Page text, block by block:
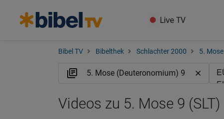
Live TV
Bibel TV Bibelthek Schlachter 2000 5.
Videos zu 5. Mose 9 (SLT)